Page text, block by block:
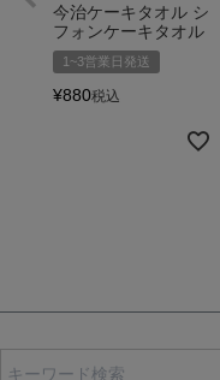
今治ケーキタオル シ
フォンケーキタオル
1~3営業日発送
¥880税込